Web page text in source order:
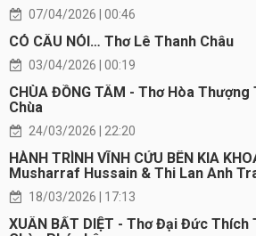
07/04/2026 | 00:46
CÓ CÂU NÓI… Thơ Lê Thanh Châu
03/04/2026 | 00:19
CHÙA ĐỒNG TÂM - Thơ Hòa
Chùa
24/03/2026 | 22:20
HÀNH TRÌNH VĨNH CỬU BÊN KIA
Musharraf Hussain & Thi Lan Anh
18/03/2026 | 17:13
XUÂN BẤT DIỆT - Thơ Đại Đức